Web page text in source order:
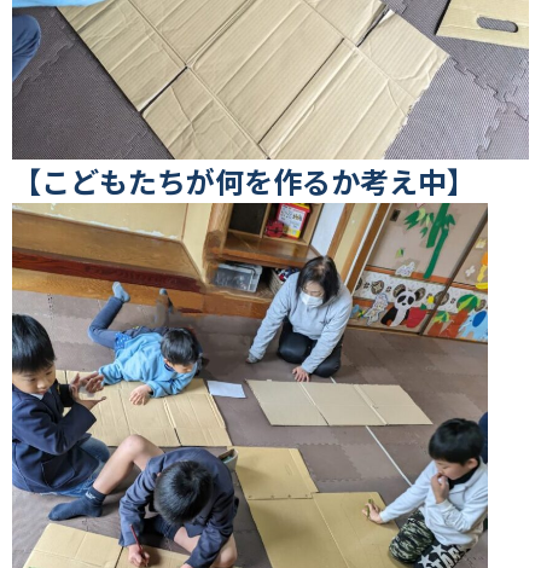
【こどもたちが何を作るか考え中】